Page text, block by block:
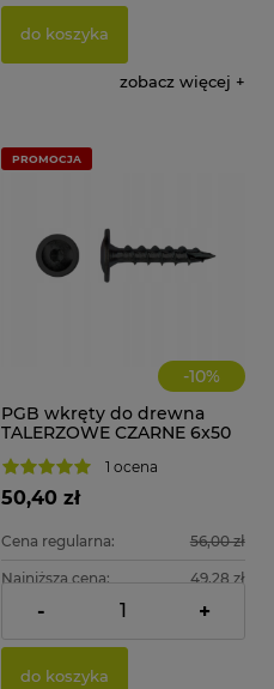
do koszyka
zobacz więcej
-10%
PGB wkręty do drewna
TALERZOWE CZARNE 6x50
1 ocena
50,40 zł
Cena regularna: 56,00 zł
Najniższa cena: 49,28 zł
Cena netto: 40,98 zł
- +
do koszyka
PROMOCJA